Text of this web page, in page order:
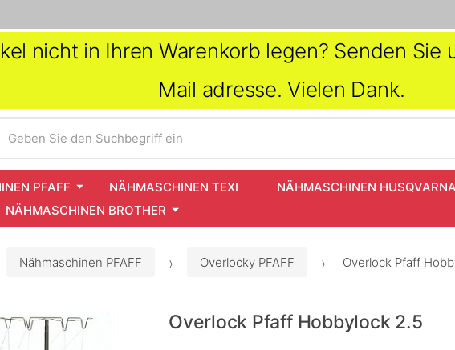
nicht in Ihren Warenkorb legen? Senden
Mail adresse. Vielen Dank.
Geben Sie den Suchbegriff ein
PFAFF NÄHMASCHINEN TEXI NÄHMASCHINEN
NÄHMASCHINEN BROTHER
Nähmaschinen PFAFF Overlocky PFAFF Overlock Pfaff
Overlock Pfaff Hobbylock 2.5